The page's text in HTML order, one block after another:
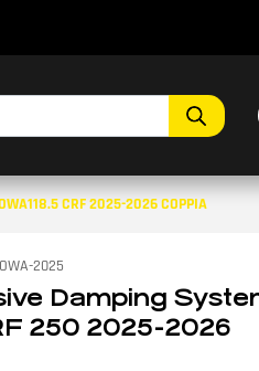
gli altri filtri disponibili.
CRF 2025-2026 COPPIA
2025
Damping
250 2025-2026